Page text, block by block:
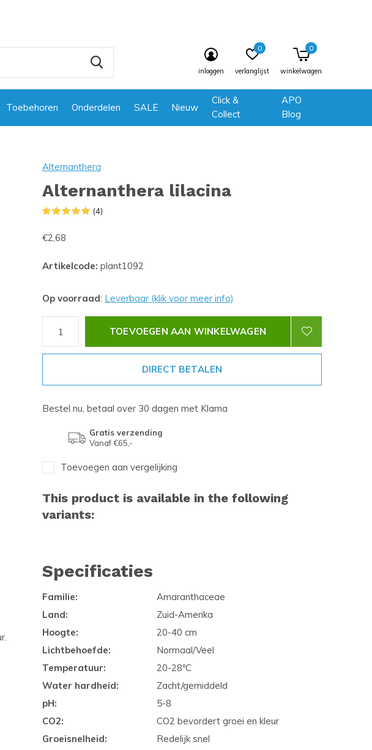
Toebehoren Onderdelen SALE Nieuw
Click &
Collect
APO
Blog
inloggen verlanglijst
0
winkelwagen
0
Alternanthera
Alternanthera lilacina
(4)
€2,68
Artikelcode: plant1092
Op voorraad: Leverbaar (klik voor meer info)
TOEVOEGEN AAN WINKELWAGEN
DIRECT BETALEN
Bestel nu, betaal over 30 dagen met Klarna
Gratis verzending
Vanaf €65,-
Toevoegen aan vergelijking
This product is available in the following
variants:
Specificaties
Familie:
Amaranthaceae
Land:
Zuid-Amerika
Hoogte:
20-40 cm
Lichtbehoefde:
Normaal/Veel
Temperatuur:
20-28ºC
Water hardheid:
Zacht/gemiddeld
pH:
5-8
CO2:
CO2 bevordert groei en kleur
Groeisnelheid:
Redelijk snel